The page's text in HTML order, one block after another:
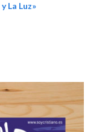
La Luz»